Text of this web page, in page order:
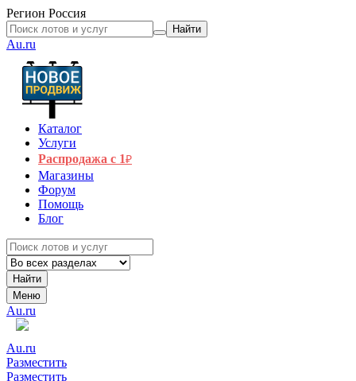
Регион Россия
Найти
Au.ru
Каталог
Услуги
Распродажа с 1₽
Магазины
Форум
Помощь
Блог
Найти
Меню
Au.ru
Au.ru
Разместить
Разместить